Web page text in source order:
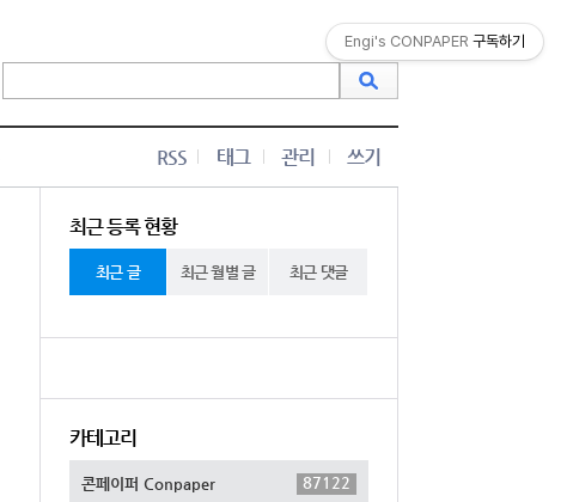
RSS 태그 관리 쓰기
최근 등록 현황
최근 글 최근 월별 글 최근 댓글
카테고리
콘페이퍼 Conpaper 87122
Engi's CONPAPER 구독하기